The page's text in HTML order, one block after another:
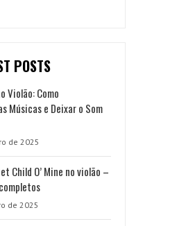
POSTS
Violão: Como
Músicas e Deixar o Som
de 2025
Child O’ Mine no violão –
de 2025